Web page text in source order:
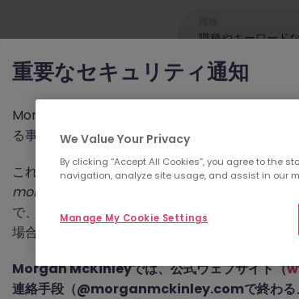
いません。こち
重要なセキュリティ通知
Morgan McKinleyのブランドやコンサルタント
る事例が報告されています。
これらの詐欺行為では偽のウェブサイトやドメ
morganmckinleyhire.com
）を使用し、虚偽
で、WhatsApp などのメッセージアプリを通じ
場合によっては前払い金を請求しています。
Morgan McKinleyでは、公式ウェブサイト（
連絡手段（@morganmckinley.comで終わる
We Value Your Privacy
By clicking “Accept All Cookies”, you agree to the
navigation, analyze site usage, and assist in our
Manage My Cookie Settings